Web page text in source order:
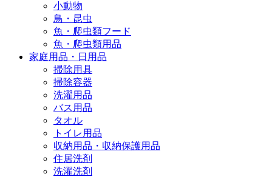
小動物
鳥・昆虫
魚・爬虫類フード
魚・爬虫類用品
家庭用品・日用品
掃除用具
掃除容器
洗濯用品
バス用品
タオル
トイレ用品
収納用品・収納保護用品
住居洗剤
洗濯洗剤